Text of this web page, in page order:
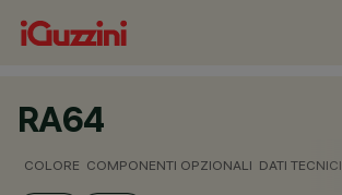
RA64
COLORE COMPONENTI OPZIONALI DATI TECNICI